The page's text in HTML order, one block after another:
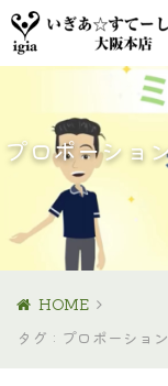
プロポーショ
HOME
タグ : プロポーショ